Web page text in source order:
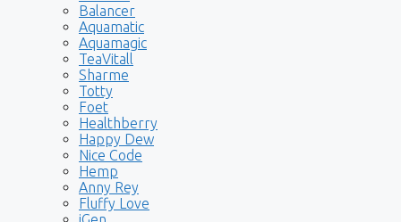
Balancer
Aquamatic
Aquamagic
TeaVitall
Sharme
Totty
Foet
Healthberry
Happy Dew
Nice Code
Hemp
Anny Rey
Fluffy Love